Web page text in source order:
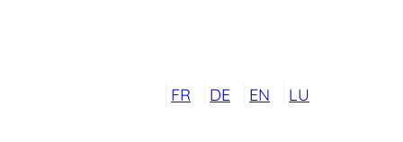
FR DE EN LU